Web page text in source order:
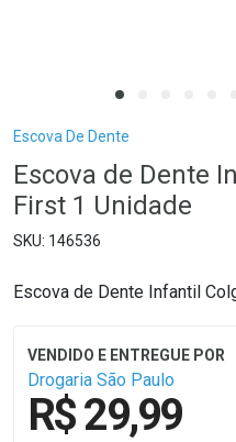
Breadcrumb
Escova De Dente
Escova de Dente
First 1 Unidade
146536
Escova de Dente Infantil
Drogaria São Paulo
R$ 29,99